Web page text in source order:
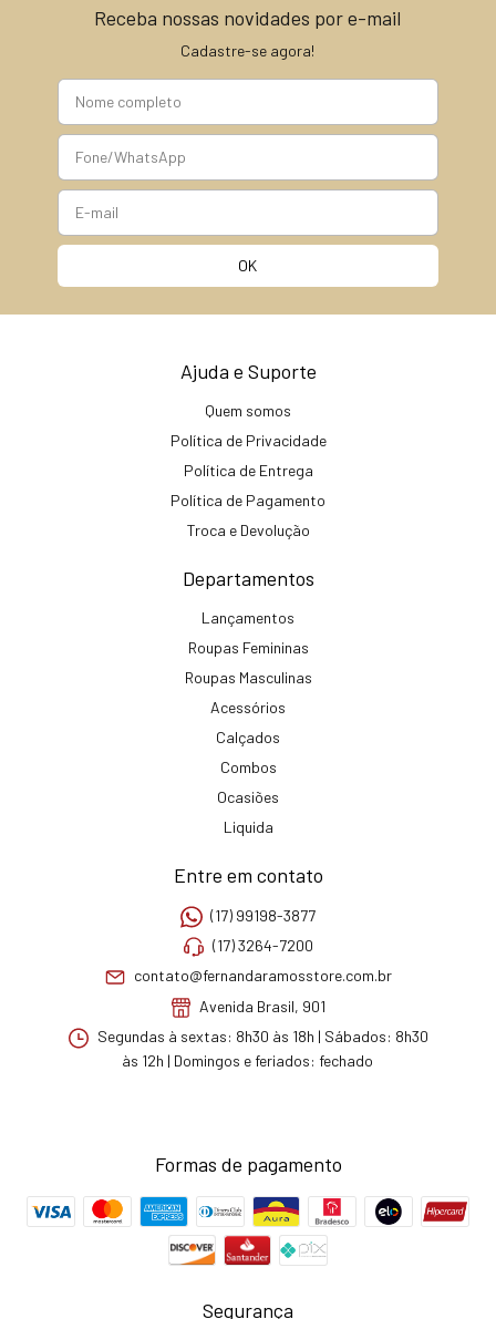
Receba nossas novidades por e-mail
Cadastre-se agora!
Ajuda e Suporte
Quem somos
Política de Privacidade
Política de Entrega
Política de Pagamento
Troca e Devolução
Departamentos
Lançamentos
Roupas Femininas
Roupas Masculinas
Acessórios
Calçados
Combos
Ocasiões
Liquida
Entre em contato
(17) 99198-3877
(17) 3264-7200
contato@fernandaramosstore.com.br
Avenida Brasil, 901
Segundas à sextas: 8h30 às 18h | Sábados: 8h30
às 12h | Domingos e feriados: fechado
Formas de pagamento
Segurança